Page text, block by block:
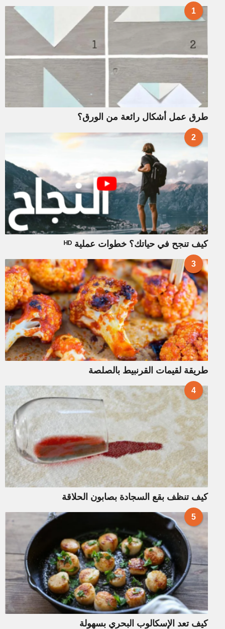
1
طرق عمل أشكال رائعة من الورق؟
2
كيف تنجح في حياتك؟ خطوات عملية ᴴᴰ
3
طريقة لقيمات القرنبيط بالصلصة
4
كيف تنظف بقع السجادة بصابون الحلاقة
5
كيف تعد الإسكالوب البحري بسهولة